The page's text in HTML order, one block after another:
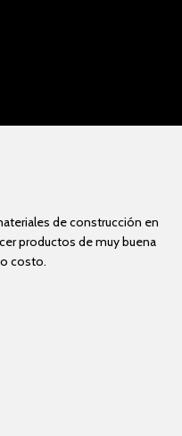
de construcción en
productos de muy buena
costo.